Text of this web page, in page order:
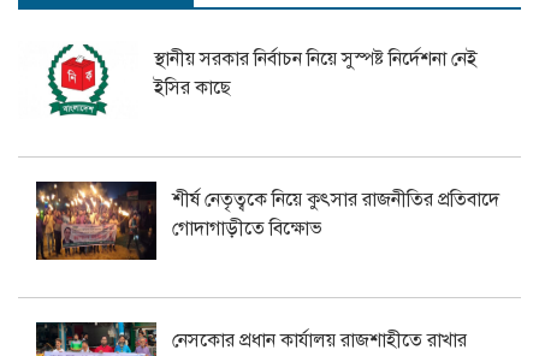
স্থানীয় সরকার নির্বাচন নিয়ে সুস্পষ্ট নির্দেশনা নেই
ইসির কাছে
শীর্ষ নেতৃত্বকে নিয়ে কুৎসার রাজনীতির প্রতিবাদে
গোদাগাড়ীতে বিক্ষোভ
নেসকোর প্রধান কার্যালয় রাজশাহীতে রাখার